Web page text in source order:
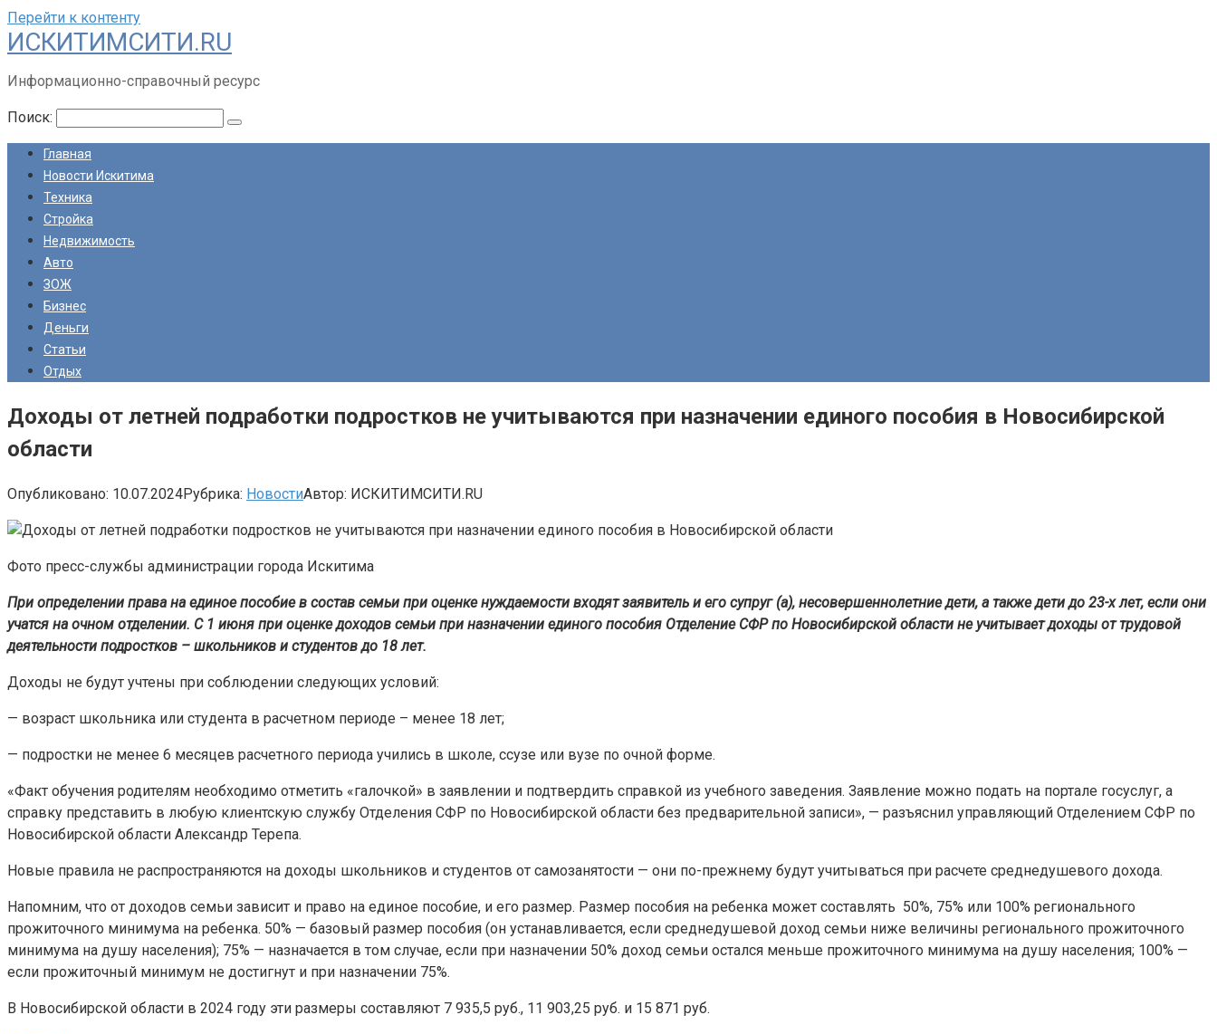
Перейти к контенту
ИСКИТИМСИТИ.RU
Информационно-справочный ресурс
Поиск:
Главная
Новости Искитима
Техника
Стройка
Недвижимость
Авто
ЗОЖ
Бизнес
Деньги
Статьи
Отдых
Доходы от летней подработки подростков не учитываются при назначении единого пособия в Новосибирской
области
Опубликовано: 10.07.2024Рубрика: НовостиАвтор: ИСКИТИМСИТИ.RU
Фото пресс-службы администрации города Искитима
При определении права на единое пособие в состав семьи при оценке нуждаемости входят заявитель и его супруг (а), несовершеннолетние дети, а также дети до 23-х лет, если они
учатся на очном отделении. С 1 июня при оценке доходов семьи при назначении единого пособия Отделение СФР по Новосибирской области не учитывает доходы от трудовой
деятельности подростков – школьников и студентов до 18 лет.
Доходы не будут учтены при соблюдении следующих условий:
— возраст школьника или студента в расчетном периоде – менее 18 лет;
— подростки не менее 6 месяцев расчетного периода учились в школе, ссузе или вузе по очной форме.
«Факт обучения родителям необходимо отметить «галочкой» в заявлении и подтвердить справкой из учебного заведения. Заявление можно подать на портале госуслуг, а
справку представить в любую клиентскую службу Отделения СФР по Новосибирской области без предварительной записи», — разъяснил управляющий Отделением СФР по
Новосибирской области Александр Терепа.
Новые правила не распространяются на доходы школьников и студентов от самозанятости — они по-прежнему будут учитываться при расчете среднедушевого дохода.
Напомним, что от доходов семьи зависит и право на единое пособие, и его размер. Размер пособия на ребенка может составлять 50%, 75% или 100% регионального
прожиточного минимума на ребенка. 50% — базовый размер пособия (он устанавливается, если среднедушевой доход семьи ниже величины регионального прожиточного
минимума на душу населения); 75% — назначается в том случае, если при назначении 50% доход семьи остался меньше прожиточного минимума на душу населения; 100% —
если прожиточный минимум не достигнут и при назначении 75%.
В Новосибирской области в 2024 году эти размеры составляют 7 935,5 руб., 11 903,25 руб. и 15 871 руб.